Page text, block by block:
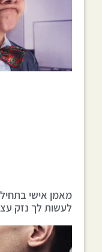
מאמן אישי
לעשות לך נזק